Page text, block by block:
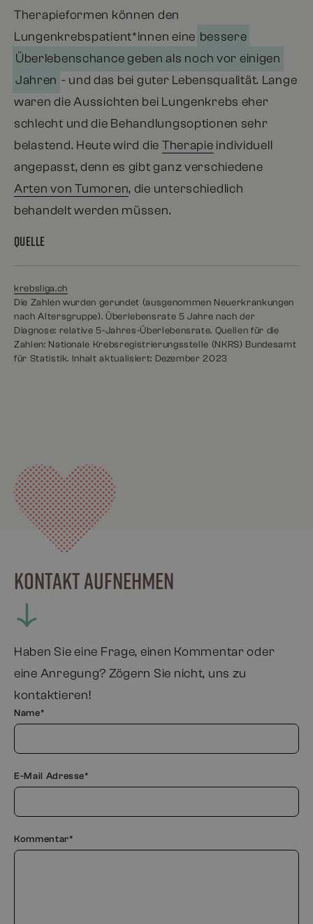
Therapieformen können den
Lungenkrebspatient*innen eine bessere
Überlebenschance geben als noch vor einigen
Jahren - und das bei guter Lebensqualität. Lange
waren die Aussichten bei Lungenkrebs eher
schlecht und die Behandlungsoptionen sehr
belastend. Heute wird die Therapie individuell
angepasst, denn es gibt ganz verschiedene
Arten von Tumoren, die unterschiedlich
behandelt werden müssen.
QUELLE
krebsliga.ch
Die Zahlen wurden gerundet (ausgenommen Neuerkrankungen
nach Altersgruppe). Überlebensrate 5 Jahre nach der
Diagnose: relative 5-Jahres-Überlebensrate. Quellen für die
Zahlen: Nationale Krebsregistrierungsstelle (NKRS) Bundesamt
für Statistik. Inhalt aktualisiert: Dezember 2023
KONTAKT AUFNEHMEN
Haben Sie eine Frage, einen Kommentar oder
eine Anregung? Zögern Sie nicht, uns zu
kontaktieren!
Name*
E-Mail Adresse*
Kommentar*